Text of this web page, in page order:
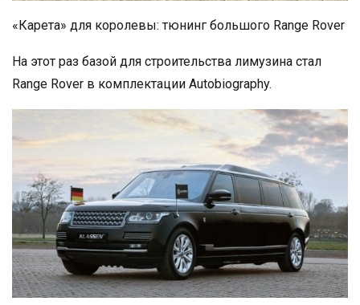
«Карета» для королевы: тюнинг большого Range Rover
На этот раз базой для строительства лимузина стал
Range Rover в комплектации Autobiography.